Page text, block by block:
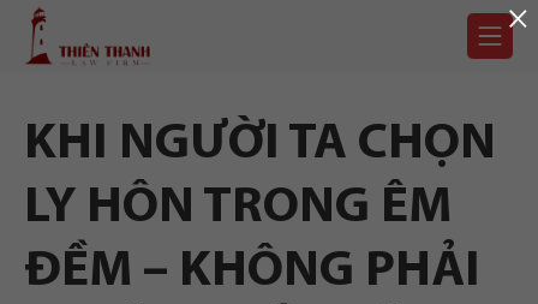
Chuyển
Trang
chủ
KHI NGƯỜI TA CHỌN
LY HÔN TRONG ÊM
ĐỀM – KHÔNG PHẢI
×